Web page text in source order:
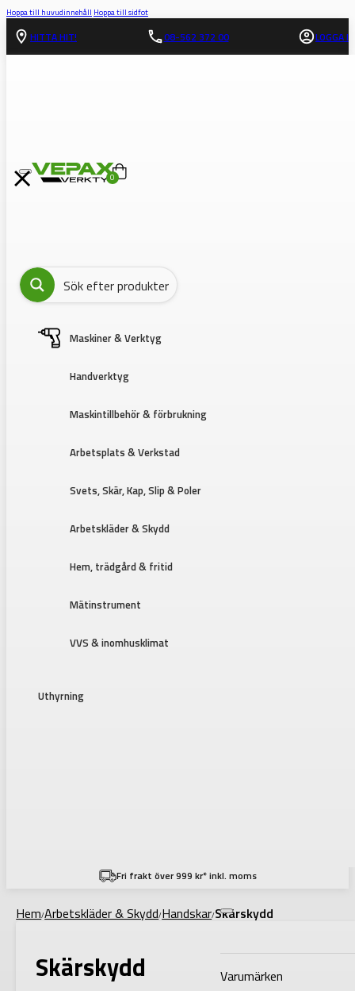
Hoppa till huvudinnehåll Hoppa till sidfot
HITTA HIT! 08-562 372 00 LOGGA IN
0
Maskiner & Verktyg
Handverktyg
Maskintillbehör & förbrukning
Arbetsplats & Verkstad
Svets, Skär, Kap, Slip & Poler
Arbetskläder & Skydd
Hem, trädgård & fritid
Mätinstrument
VVS & inomhusklimat
Uthyrning
Fri frakt över 999 kr* inkl. moms
Hem/Arbetskläder & Skydd/Handskar/Skärskydd
Skärskydd
Filtering
Varumärken